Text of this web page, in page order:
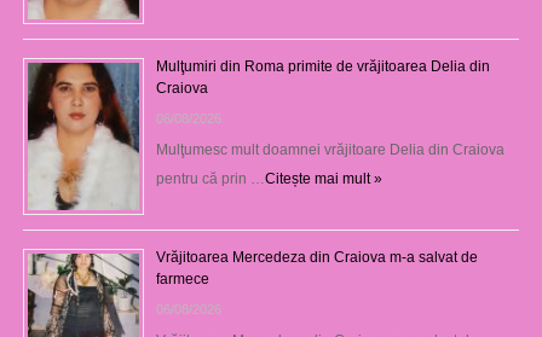
Mulţumiri din Roma primite de vrăjitoarea Delia din
Craiova
06/08/2026
Mulţumesc mult doamnei vrăjitoare Delia din Craiova
pentru că prin … Citește mai mult »
Vrăjitoarea Mercedeza din Craiova m-a salvat de
farmece
06/08/2026